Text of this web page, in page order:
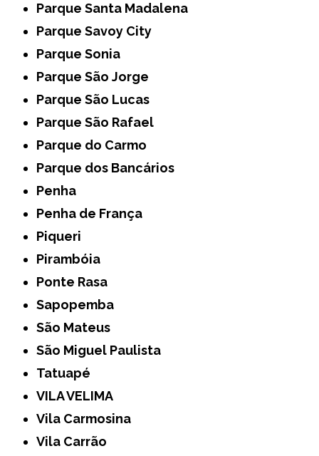
Parque Santa Madalena
Parque Savoy City
Parque Sonia
Parque São Jorge
Parque São Lucas
Parque São Rafael
Parque do Carmo
Parque dos Bancários
Penha
Penha de França
Piqueri
Pirambóia
Ponte Rasa
Sapopemba
São Mateus
São Miguel Paulista
Tatuapé
VILA VELIMA
Vila Carmosina
Vila Carrão